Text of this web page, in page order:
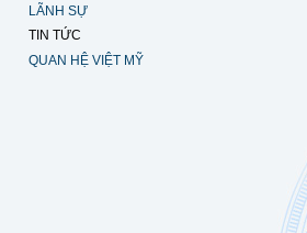
LÃNH SỰ
TIN TỨC
QUAN HỆ VIỆT MỸ